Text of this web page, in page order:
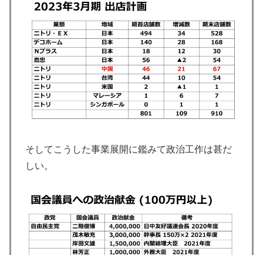
そしてこうした事業展開に鑑みて政治工作は甚だ
しい。